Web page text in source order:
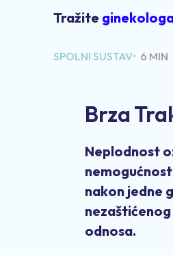
Tražite
SPOLNI SUSTAV• 6 MIN
Brza
Neplodnost
nakon jedne
odnosa.